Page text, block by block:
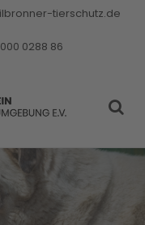
tierschutz.de
0288 86